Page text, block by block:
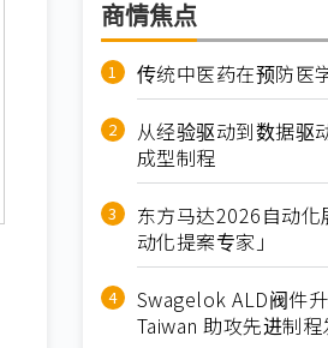
商情焦点
传统中医药在预防医
从经验驱动到数据驱
成型制程
东方马达2026自动
动化提案专家」
Swagelok ALD阀件
Taiwan 助攻先进制